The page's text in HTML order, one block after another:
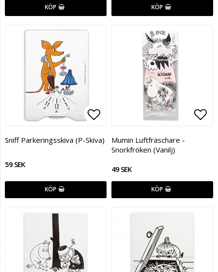
KÖP KÖP
Lägg till i favoritlistan
Sniff Parkeringsskiva (P-Skiva)
59 SEK
KÖP
Mumin Luftfräschare -
Snorkfröken (Vanilj)
49 SEK
KÖP